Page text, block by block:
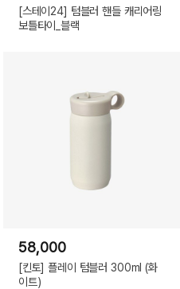
[스테이24] 텀블러 핸들 캐리어링
보틀타이_블랙
58,000
[킨토] 플레이 텀블러 300ml (화
이트)